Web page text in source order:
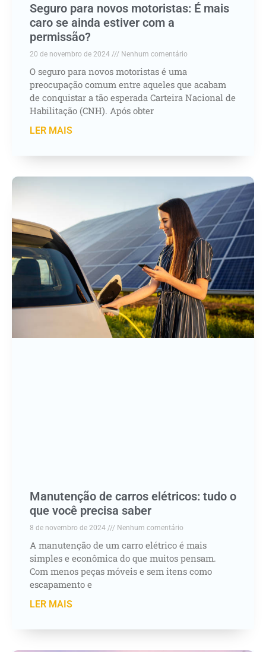
Seguro para novos motoristas: É mais
caro se ainda estiver com a
permissão?
20 de novembro de 2024 Nenhum comentário
O seguro para novos motoristas é uma
preocupação comum entre aqueles que acabam
de conquistar a tão esperada Carteira Nacional de
Habilitação (CNH). Após obter
LER MAIS
Manutenção de carros elétricos: tudo o
que você precisa saber
8 de novembro de 2024 Nenhum comentário
A manutenção de um carro elétrico é mais
simples e econômica do que muitos pensam.
Com menos peças móveis e sem itens como
escapamento e
LER MAIS